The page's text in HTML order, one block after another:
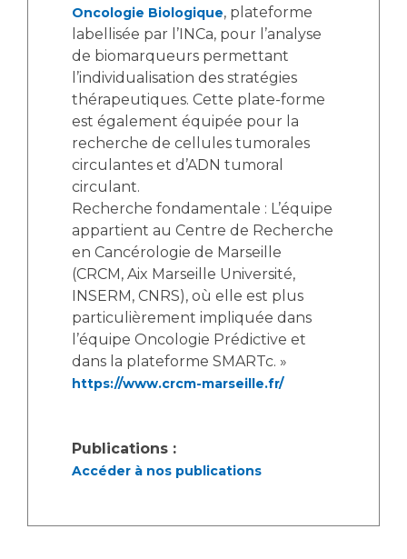
Oncologie Biologique, plateforme
labellisée par l’INCa, pour l’analyse
de biomarqueurs permettant
l’individualisation des stratégies
thérapeutiques. Cette plate-forme
est également équipée pour la
recherche de cellules tumorales
circulantes et d’ADN tumoral
circulant.
Recherche fondamentale : L’équipe
appartient au Centre de Recherche
en Cancérologie de Marseille
(CRCM, Aix Marseille Université,
INSERM, CNRS), où elle est plus
particulièrement impliquée dans
l’équipe Oncologie Prédictive et
dans la plateforme SMARTc. »
https://www.crcm-marseille.fr/
Publications :
Accéder à nos publications